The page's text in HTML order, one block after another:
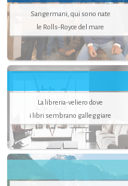
Sangermani, qui sono nate
le Rolls-Royce del mare
La libreria-veliero dove
i libri sembrano galleggiare